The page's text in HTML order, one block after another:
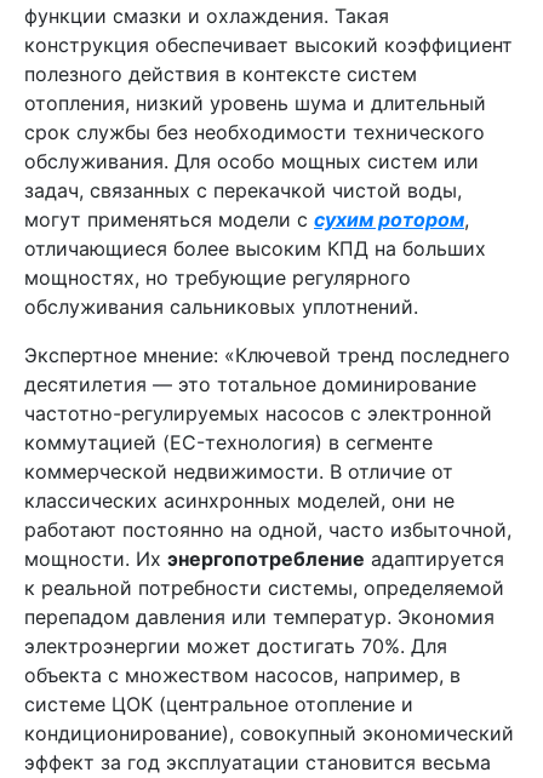
функции смазки и охлаждения. Такая
конструкция обеспечивает высокий коэффициент
полезного действия в контексте систем
отопления, низкий уровень шума и длительный
срок службы без необходимости технического
обслуживания. Для особо мощных систем или
задач, связанных с перекачкой чистой воды,
могут применяться модели с сухим ротором,
отличающиеся более высоким КПД на больших
мощностях, но требующие регулярного
обслуживания сальниковых уплотнений.
Экспертное мнение: «Ключевой тренд последнего
десятилетия — это тотальное доминирование
частотно-регулируемых насосов с электронной
коммутацией (EC-технология) в сегменте
коммерческой недвижимости. В отличие от
классических асинхронных моделей, они не
работают постоянно на одной, часто избыточной,
мощности. Их энергопотребление адаптируется
к реальной потребности системы, определяемой
перепадом давления или температур. Экономия
электроэнергии может достигать 70%. Для
объекта с множеством насосов, например, в
системе ЦОК (центральное отопление и
кондиционирование), совокупный экономический
эффект за год эксплуатации становится весьма